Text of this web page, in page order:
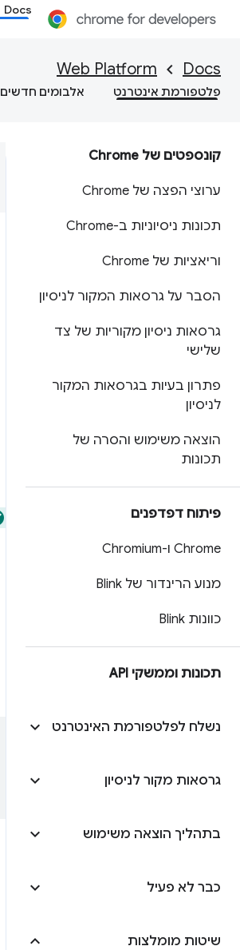
Docs
Docs
Web Platform
פלטפורמת אינטרנט אלבומים חדשים
קונספטים של Chrome
ערוצי הפצה של Chrome
תכונות ניסיוניות ב-Chrome
וריאציות של Chrome
הסבר על גרסאות המקור לניסיון
גרסאות ניסיון מקוריות של צד
שלישי
פתרון בעיות בגרסאות המקור
לניסיון
הוצאה משימוש והסרה של
תכונות
פיתוח דפדפנים
Chrome ו-Chromium
מנוע הרינדור של Blink
כוונות Blink
תכונות וממשקי API
נשלח לפלטפורמת האינטרנט
גרסאות מקור לניסיון
בתהליך הוצאה משימוש
כבר לא פעיל
שיטות מומלצות